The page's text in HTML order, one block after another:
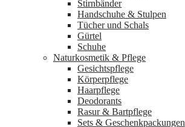
Stirnbänder
Handschuhe & Stulpen
Tücher und Schals
Gürtel
Schuhe
Naturkosmetik & Pflege
Gesichtspflege
Körperpflege
Haarpflege
Deodorants
Rasur & Bartpflege
Sets & Geschenkpackungen